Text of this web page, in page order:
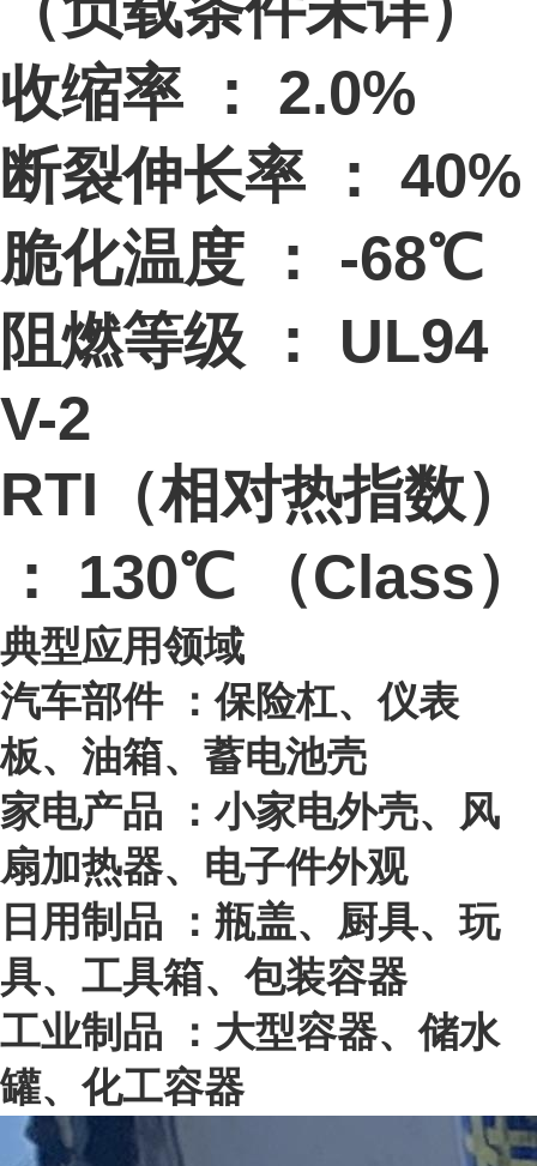
收缩率 ： 2.0%
断裂伸长率 ： 40%
脆化温度 ： -68℃
阻燃等级 ： UL94
V-2
RTI（相对热指数）
： 130℃ （Class）
典型应用领域
汽车部件 ：保险杠、仪表
板、油箱、蓄电池壳
家电产品 ：小家电外壳、风
扇加热器、电子件外观
日用制品 ：瓶盖、厨具、玩
具、工具箱、包装容器
工业制品 ：大型容器、储水
罐、化工容器